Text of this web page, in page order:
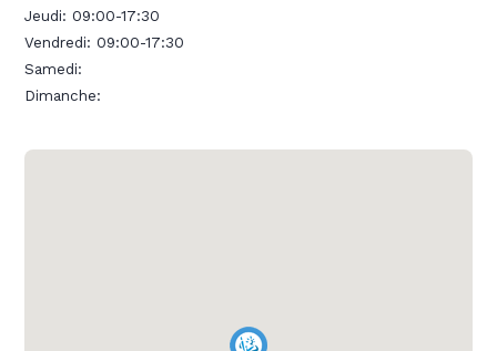
Jeudi:09:00-17:30
Vendredi:09:00-17:30
Samedi:
Dimanche: